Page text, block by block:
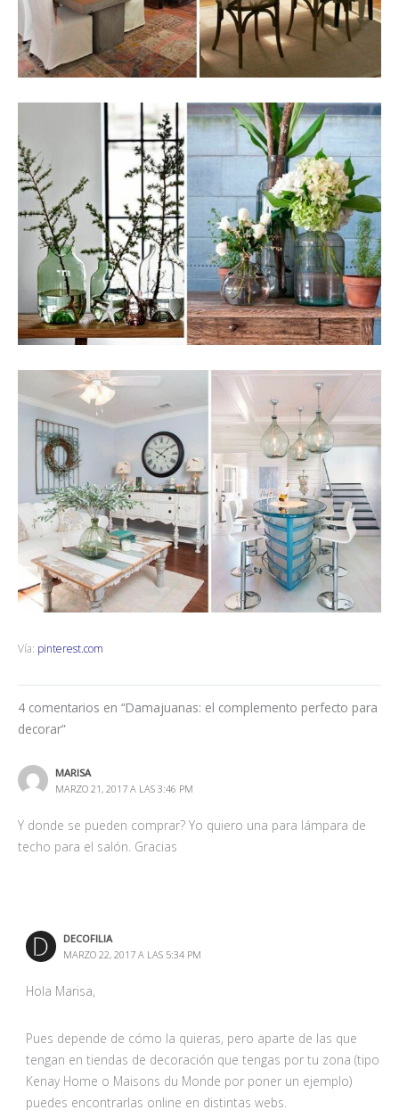
Vía: pinterest.com
4 comentarios en “Damajuanas: el complemento perfecto para
decorar”
MARISA
MARZO 21, 2017 A LAS 3:46 PM
Y donde se pueden comprar? Yo quiero una para lámpara de
techo para el salón. Gracias
DECOFILIA
MARZO 22, 2017 A LAS 5:34 PM
Hola Marisa,
Pues depende de cómo la quieras, pero aparte de las que
tengan en tiendas de decoración que tengas por tu zona (tipo
Kenay Home o Maisons du Monde por poner un ejemplo)
puedes encontrarlas online en distintas webs.